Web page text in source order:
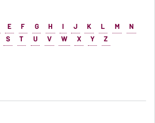
E F G H I J K L M
N
S T U V W X Y
Z